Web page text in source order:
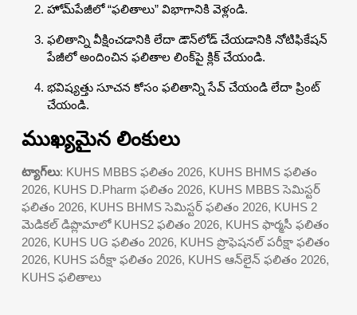
హోమ్‌పేజీలో “ఫలితాలు” విభాగానికి వెళ్లండి.
ఫలితాన్ని వీక్షించడానికి లేదా డౌన్‌లోడ్ చేయడానికి నోటిఫికేషన్
పేజీలో అందించిన ఫలితాల లింక్‌పై క్లిక్ చేయండి.
భవిష్యత్తు సూచన కోసం ఫలితాన్ని సేవ్ చేయండి లేదా ప్రింట్
చేయండి.
ముఖ్యమైన లింకులు
ట్యాగ్‌లు: KUHS MBBS ఫలితం 2026, KUHS BHMS ఫలితం
2026, KUHS D.Pharm ఫలితం 2026, KUHS MBBS సెమిస్టర్
ఫలితం 2026, KUHS BHMS సెమిస్టర్ ఫలితం 2026, KUHS 2
మెడికల్ డిప్లొమాలో KUHS2 ఫలితం 2026, KUHS ఫార్మసీ ఫలితం
2026, KUHS UG ఫలితం 2026, KUHS ప్రొఫెషనల్ పరీక్షా ఫలితం
2026, KUHS పరీక్షా ఫలితం 2026, KUHS ఆన్‌లైన్ ఫలితం 2026,
KUHS ఫలితాలు